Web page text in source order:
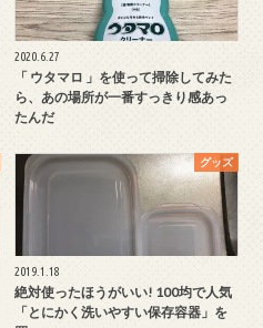
2020.6.27
「 ウタマロ 」を使って掃除してみた
ら、あの場所が一番すっきり感あっ
たんだ
グッズ
2019.1.18
絶対使ったほうがいい! 100均で人気
「とにかく洗いやすい保存容器」を